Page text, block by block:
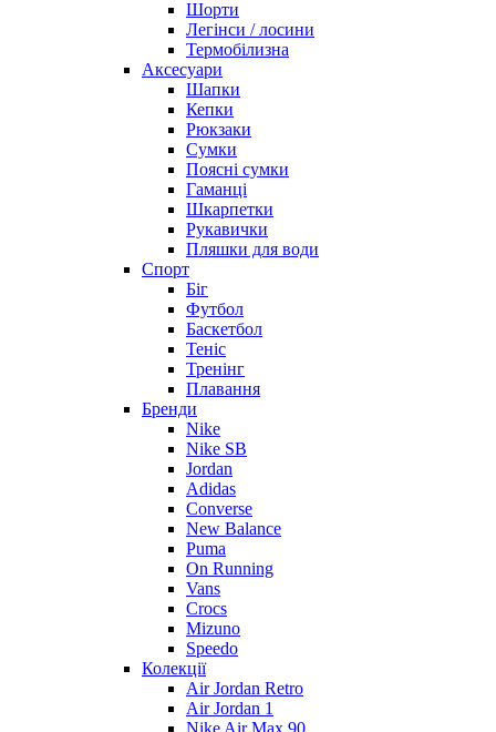
Шорти
Легінси / лосини
Термобілизна
Аксесуари
Шапки
Кепки
Рюкзаки
Сумки
Поясні сумки
Гаманці
Шкарпетки
Рукавички
Пляшки для води
Спорт
Біг
Футбол
Баскетбол
Теніс
Тренінг
Плавання
Бренди
Nike
Nike SB
Jordan
Adidas
Converse
New Balance
Puma
On Running
Vans
Crocs
Mizuno
Speedo
Колекції
Air Jordan Retro
Air Jordan 1
Nike Air Max 90